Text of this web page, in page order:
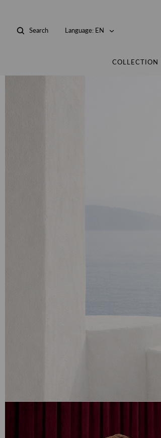
Search Language: EN
COLLECTION